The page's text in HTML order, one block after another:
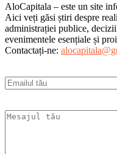
AloCapitala – este un site
Aici veți găsi știri despre
administrației publice,
evenimentele esențiale și
Contactați-ne: